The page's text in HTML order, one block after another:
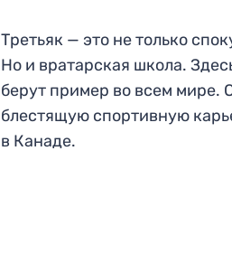
Третьяк — это не только
Но и вратарская школа.
берут пример во всем мире.
блестящую спортивную
в Канаде.